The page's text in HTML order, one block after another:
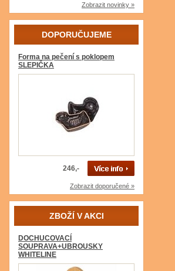
Zobrazit novinky »
DOPORUČUJEME
Forma na pečení s poklopem
SLEPIČKA
246,-
Zobrazit doporučené »
ZBOŽÍ V AKCI
DOCHUCOVACÍ
SOUPRAVA+UBROUSKY
WHITELINE